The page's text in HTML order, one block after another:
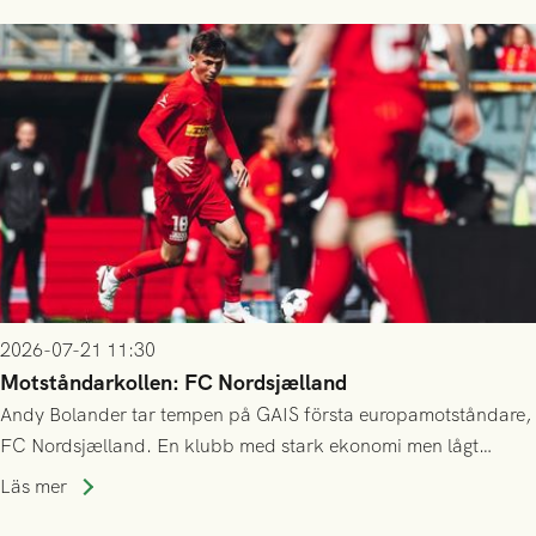
2026-07-21 11:30
Motståndarkollen: FC Nordsjælland
Andy Bolander tar tempen på GAIS första europamotståndare,
FC Nordsjælland. En klubb med stark ekonomi men lågt
publiksnitt, ett lag med både kollektiv styrka och individuell
Läs mer